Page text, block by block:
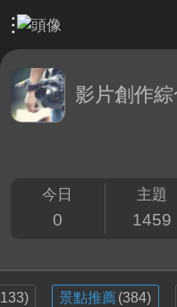
影片創作區 › 影片創作
影片創作
今日
0
主題
1459
景點推薦(384)